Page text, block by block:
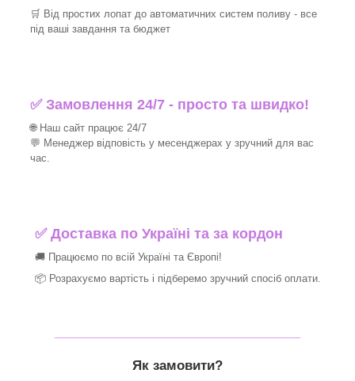
🛒 Від простих лопат до автоматичних систем поливу - все
під ваші завдання та бюджет
✅ Замовлення 24/7 - просто та швидко!
🌐 Наш сайт працює 24/7
💬 Менеджер відповість у месенджерах у зручний для вас
час.
✅Доставка по Україні та за кордон
🚚 Працюємо по всій Україні та Європі!
📦 Розрахуємо вартість і підберемо зручний спосіб оплати.
Як замовити?